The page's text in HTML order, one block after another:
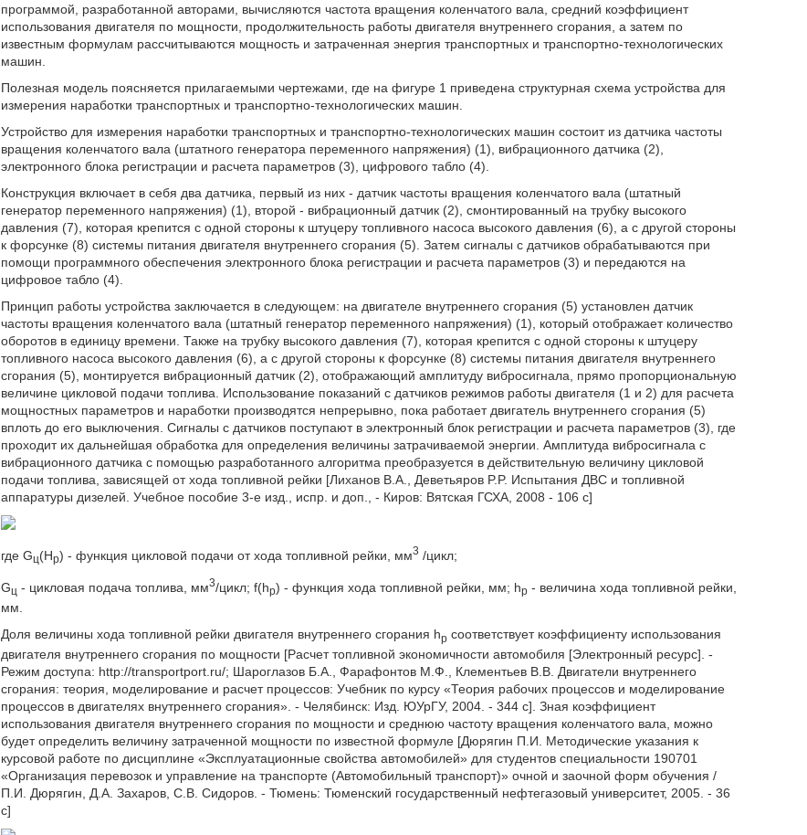
программой, разработанной авторами, вычисляются частота вращения коленчатого вала, средний коэффициент
использования двигателя по мощности, продолжительность работы двигателя внутреннего сгорания, а затем по
известным формулам рассчитываются мощность и затраченная энергия транспортных и транспортно-технологических
машин.
Полезная модель поясняется прилагаемыми чертежами, где на фигуре 1 приведена структурная схема устройства для
измерения наработки транспортных и транспортно-технологических машин.
Устройство для измерения наработки транспортных и транспортно-технологических машин состоит из датчика частоты
вращения коленчатого вала (штатного генератора переменного напряжения) (1), вибрационного датчика (2),
электронного блока регистрации и расчета параметров (3), цифрового табло (4).
Конструкция включает в себя два датчика, первый из них - датчик частоты вращения коленчатого вала (штатный
генератор переменного напряжения) (1), второй - вибрационный датчик (2), смонтированный на трубку высокого
давления (7), которая крепится с одной стороны к штуцеру топливного насоса высокого давления (6), а с другой стороны
к форсунке (8) системы питания двигателя внутреннего сгорания (5). Затем сигналы с датчиков обрабатываются при
помощи программного обеспечения электронного блока регистрации и расчета параметров (3) и передаются на
цифровое табло (4).
Принцип работы устройства заключается в следующем: на двигателе внутреннего сгорания (5) установлен датчик
частоты вращения коленчатого вала (штатный генератор переменного напряжения) (1), который отображает количество
оборотов в единицу времени. Также на трубку высокого давления (7), которая крепится с одной стороны к штуцеру
топливного насоса высокого давления (6), а с другой стороны к форсунке (8) системы питания двигателя внутреннего
сгорания (5), монтируется вибрационный датчик (2), отображающий амплитуду вибросигнала, прямо пропорциональную
величине цикловой подачи топлива. Использование показаний с датчиков режимов работы двигателя (1 и 2) для расчета
мощностных параметров и наработки производятся непрерывно, пока работает двигатель внутреннего сгорания (5)
вплоть до его выключения. Сигналы с датчиков поступают в электронный блок регистрации и расчета параметров (3), где
проходит их дальнейшая обработка для определения величины затрачиваемой энергии. Амплитуда вибросигнала с
вибрационного датчика с помощью разработанного алгоритма преобразуется в действительную величину цикловой
подачи топлива, зависящей от хода топливной рейки [Лиханов В.А., Деветьяров P.P. Испытания ДВС и топливной
аппаратуры дизелей. Учебное пособие 3-е изд., испр. и доп., - Киров: Вятская ГСХА, 2008 - 106 с]
где Gц(Hр) - функция цикловой подачи от хода топливной рейки, мм3 /цикл;
Gц - цикловая подача топлива, мм3/цикл; f(hр) - функция хода топливной рейки, мм; hр - величина хода топливной рейки,
мм.
Доля величины хода топливной рейки двигателя внутреннего сгорания hр соответствует коэффициенту использования
двигателя внутреннего сгорания по мощности [Расчет топливной экономичности автомобиля [Электронный ресурс]. -
Режим доступа: http://transportport.ru/; Шароглазов Б.А., Фарафонтов М.Ф., Клементьев В.В. Двигатели внутреннего
сгорания: теория, моделирование и расчет процессов: Учебник по курсу «Теория рабочих процессов и моделирование
процессов в двигателях внутреннего сгорания». - Челябинск: Изд. ЮУрГУ, 2004. - 344 с]. Зная коэффициент
использования двигателя внутреннего сгорания по мощности и среднюю частоту вращения коленчатого вала, можно
будет определить величину затраченной мощности по известной формуле [Дюрягин П.И. Методические указания к
курсовой работе по дисциплине «Эксплуатационные свойства автомобилей» для студентов специальности 190701
«Организация перевозок и управление на транспорте (Автомобильный транспорт)» очной и заочной форм обучения /
П.И. Дюрягин, Д.А. Захаров, С.В. Сидоров. - Тюмень: Тюменский государственный нефтегазовый университет, 2005. - 36
с]